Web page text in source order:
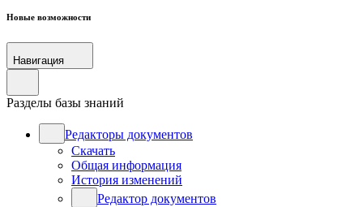
Новые возможности
Навигация
Разделы базы знаний
Редакторы документов
Скачать
Общая информация
История изменений
Редактор документов